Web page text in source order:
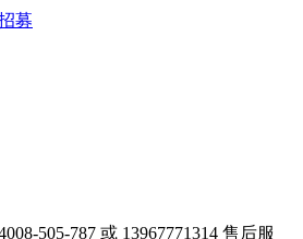
募
505-787 或 13967771314 售后服